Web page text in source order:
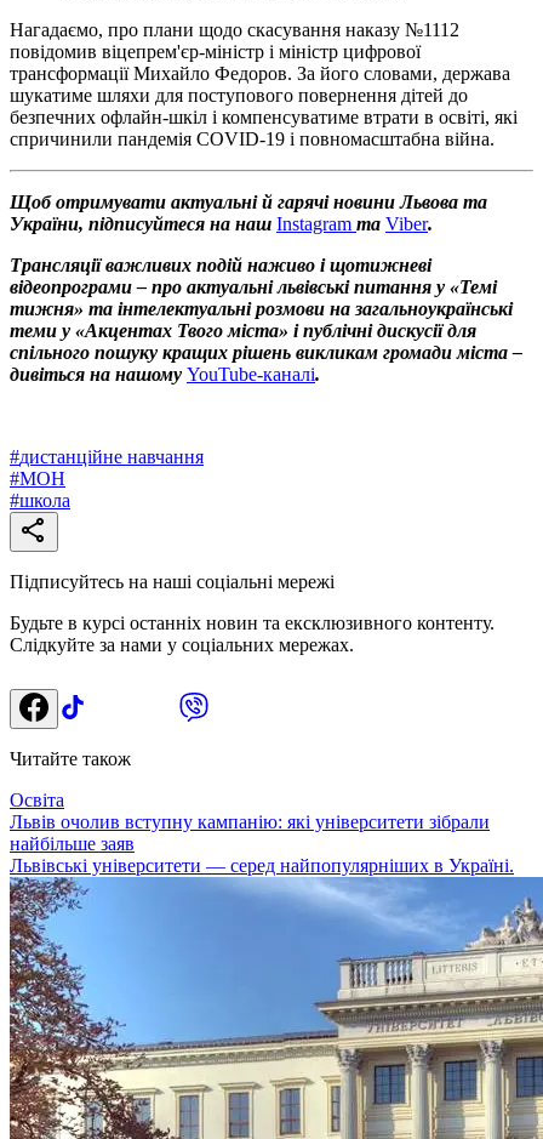
Нагадаємо, про плани щодо скасування наказу №1112
повідомив віцепрем'єр-міністр і міністр цифрової
трансформації Михайло Федоров. За його словами, держава
шукатиме шляхи для поступового повернення дітей до
безпечних офлайн-шкіл і компенсуватиме втрати в освіті, які
спричинили пандемія COVID-19 і повномасштабна війна.
Щоб отримувати актуальні й гарячі новини Львова та
України, підписуйтеся на наш Instagram та Viber.
Трансляції важливих подій наживо і щотижневі
відеопрограми – про актуальні львівські питання у «Темі
тижня» та інтелектуальні розмови на загальноукраїнські
теми у «Акцентах Твого міста» і публічні дискусії для
спільного пошуку кращих рішень викликам громади міста –
дивіться на нашому YouTube-каналі.
#дистанційне навчання
#МОН
#школа
Підписуйтесь на наші соціальні мережі
Будьте в курсі останніх новин та ексклюзивного контенту.
Слідкуйте за нами у соціальних мережах.
Читайте також
Освіта
Львів очолив вступну кампанію: які університети зібрали
найбільше заяв
Львівські університети — серед найпопулярніших в Україні.